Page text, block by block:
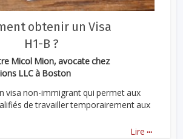
obtenir un Visa
H1-B ?
Micol Mion, avocate chez
LLC à Boston
visa non-immigrant qui permet aux
de travailler temporairement aux
Lire ...